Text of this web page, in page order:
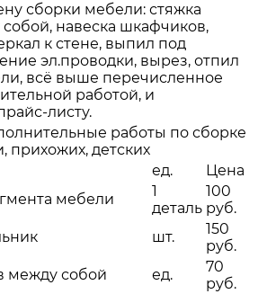
сборки мебели: стяжка
навеска шкафчиков,
к стене, выпил под
эл.проводки, вырез, отпил
всё выше перечисленное
работой, и
листу.
работы по сборке
прихожих, детских
ед.
Цена
мебели
1
деталь
100
руб.
шт.
150
руб.
между собой
ед.
70
руб.